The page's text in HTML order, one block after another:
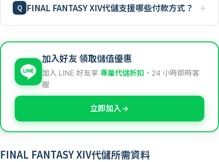
FINAL FANTASY XIV代儲支援哪些付款方式？
加入好友 領取儲值優惠
加入 LINE 好友享 專屬代儲折扣 ，24 小時即時客
服
立即加入
FINAL FANTASY XIV代儲所需資料